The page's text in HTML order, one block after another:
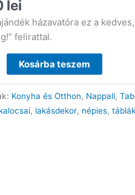
lei
házavatóra ez a
felirattal.
Kosárba teszem
Konyha és Otthon, Nappali,
kalocsai, lakásdekor, népies,